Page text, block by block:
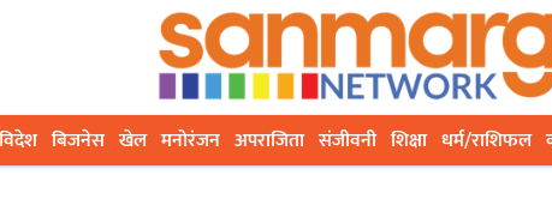
बिजनेस खेल मनोरंजन अपराजिता संजीवनी शिक्षा धर्म/राशिफल